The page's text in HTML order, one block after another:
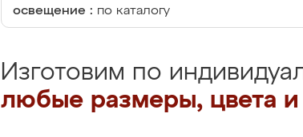
освещение : по каталогу
Изготовим по
любые размеры, цвета